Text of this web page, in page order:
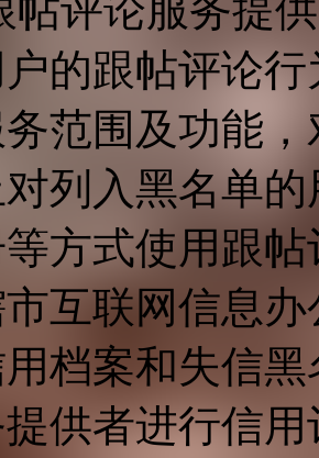
帖评论服务提
的跟帖评论
范围及功能
列入黑名单
方式使用跟
互联网信息
档案和失信
供者进行信用